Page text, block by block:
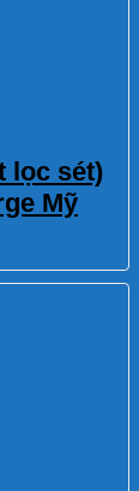
lọc sét)
Mỹ